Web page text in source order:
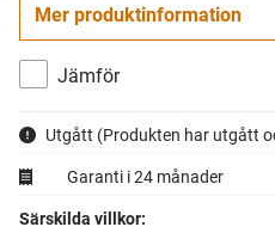
Mer produktinformation
Jämför
Utgått (Produkten har utgått
Garanti i 24 månader
Särskilda villkor: